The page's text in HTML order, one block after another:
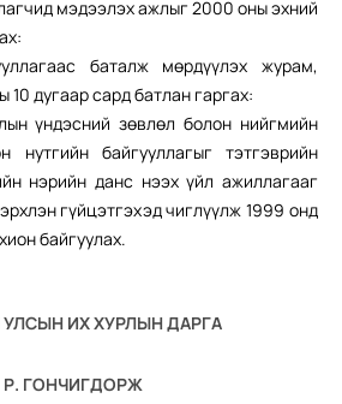
мэдээлэх ажлыг 2000 оны эхний
баталж мөрдүүлэх журам,
10 дугаар сард батлан гаргах:
үндэсний зөвлөл болон нийгмийн
нутгийн байгууллагыг тэтгэврийн
нэрийн данс нээх үйл ажиллагааг
гүйцэтгэхэд чиглүүлж 1999 онд
байгуулах.
ИХ ХУРЛЫН ДАРГА
Р. ГОНЧИГДОРЖ